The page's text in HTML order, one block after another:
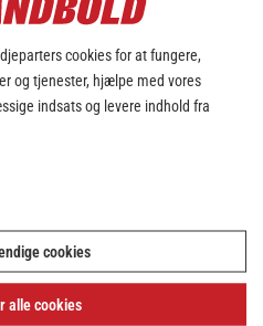
Venstre back
af de mest scorende
– og i fredagens
han, hvor meget
faktisk har. Wosniak
og er én af
som Skjern.
backen har høje
sæsonen skal slutte,
i netop denne
score: 7,77
cookies for at fungere,
og tjenester, hjælpe med vores
indsats og levere indhold fra
cookies
alle cookies